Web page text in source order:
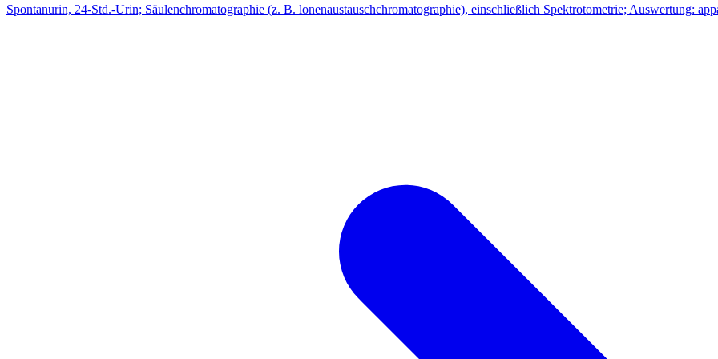
Spontanurin, 24-Std.-Urin; Säulenchromatographie (z. B. lonenaustauschchromatographie), einschließlich Spektrotometrie; Auswertung: